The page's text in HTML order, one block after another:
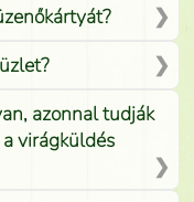
azonnal tudják
virágküldés